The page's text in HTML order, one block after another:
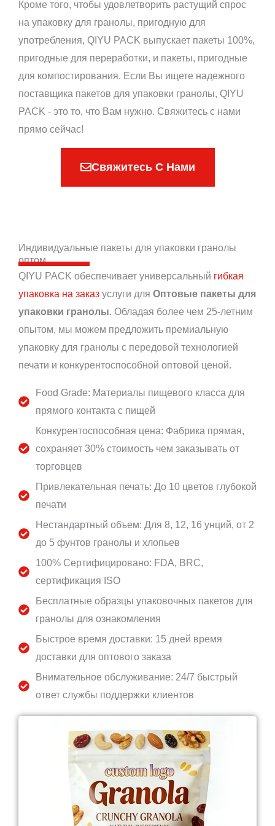
Кроме того, чтобы удовлетворить растущий спрос
на упаковку для гранолы, пригодную для
употребления, QIYU PACK выпускает пакеты 100%,
пригодные для переработки, и пакеты, пригодные
для компостирования. Если Вы ищете надежного
поставщика пакетов для упаковки гранолы, QIYU
PACK - это то, что Вам нужно. Свяжитесь с нами
прямо сейчас!
Свяжитесь С Нами
Индивидуальные пакеты для упаковки гранолы
оптом
QIYU PACK обеспечивает универсальный гибкая
упаковка на заказ услуги для Оптовые пакеты для
упаковки гранолы. Обладая более чем 25-летним
опытом, мы можем предложить премиальную
упаковку для гранолы с передовой технологией
печати и конкурентоспособной оптовой ценой.
Food Grade: Материалы пищевого класса для
прямого контакта с пищей
Конкурентоспособная цена: Фабрика прямая,
сохраняет 30% стоимость чем заказывать от
торговцев
Привлекательная печать: До 10 цветов глубокой
печати
Нестандартный объем: Для 8, 12, 16 унций, от 2
до 5 фунтов гранолы и хлопьев
100% Сертифицировано: FDA, BRC,
сертификация ISO
Бесплатные образцы упаковочных пакетов для
гранолы для ознакомления
Быстрое время доставки: 15 дней время
доставки для оптового заказа
Внимательное обслуживание: 24/7 быстрый
ответ службы поддержки клиентов